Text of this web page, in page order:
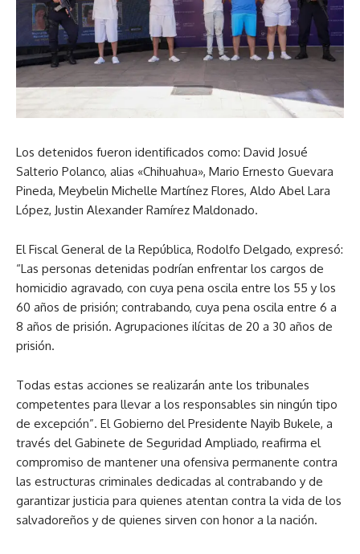
Los detenidos fueron identificados como: David Josué
Salterio Polanco, alias «Chihuahua», Mario Ernesto Guevara
Pineda, Meybelin Michelle Martínez Flores, Aldo Abel Lara
López, Justin Alexander Ramírez Maldonado.
El Fiscal General de la República, Rodolfo Delgado, expresó:
“Las personas detenidas podrían enfrentar los cargos de
homicidio agravado, con cuya pena oscila entre los 55 y los
60 años de prisión; contrabando, cuya pena oscila entre 6 a
8 años de prisión. Agrupaciones ilícitas de 20 a 30 años de
prisión.
Todas estas acciones se realizarán ante los tribunales
competentes para llevar a los responsables sin ningún tipo
de excepción”. El Gobierno del Presidente Nayib Bukele, a
través del Gabinete de Seguridad Ampliado, reafirma el
compromiso de mantener una ofensiva permanente contra
las estructuras criminales dedicadas al contrabando y de
garantizar justicia para quienes atentan contra la vida de los
salvadoreños y de quienes sirven con honor a la nación.